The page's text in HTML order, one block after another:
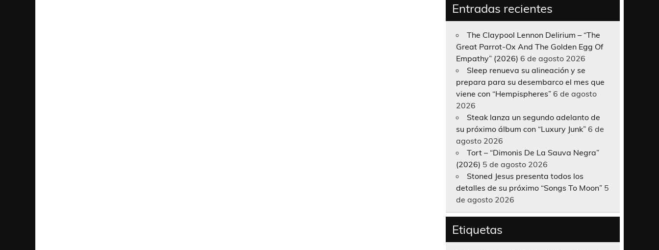
Entradas recientes
The Claypool Lennon Delirium – “The
Great Parrot-Ox And The Golden Egg Of
Empathy” (2026) 6 de agosto 2026
Sleep renueva su alineación y se
prepara para su desembarco el mes que
viene con “Hempispheres” 6 de agosto
2026
Steak lanza un segundo adelanto de
su próximo álbum con “Luxury Junk” 6 de
agosto 2026
Tort – “Dimonis De La Sauva Negra”
(2026) 5 de agosto 2026
Stoned Jesus presenta todos los
detalles de su próximo “Songs To Moon” 5
de agosto 2026
Etiquetas